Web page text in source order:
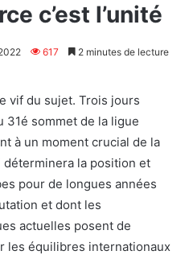
c’est l’unité
617 2 minutes de lecture
vif du sujet. Trois jours
31é sommet de la ligue
à un moment crucial de la
déterminera la position et
pour de longues années
et dont les
actuelles posent de
les équilibres internationaux